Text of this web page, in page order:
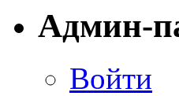
Админ-
Войти